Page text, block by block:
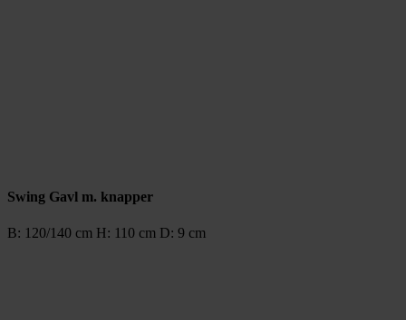
Swing Gavl m. knapper
B: 120/140 cm H: 110 cm D: 9 cm